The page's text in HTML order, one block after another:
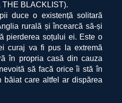
BLACKLIST).
duce o existență solitară
rurală și încearcă să-și
pierderea soțului ei. Este o
curaj va fi pus la extremă
în propria casă din cauza
să facă orice îi stă în
băiat care altfel ar dispărea